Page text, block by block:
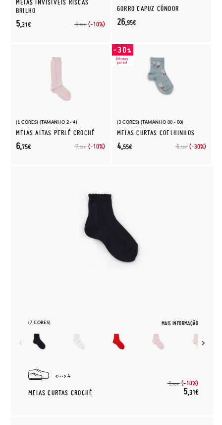
MEIAS INVISÍVEIS RISCAS
BRILHO
5,90€ (-10%)
5,31€
GORRO CAPUZ CÓNDOR
26,95€
(1 CORES) (TAMANHO 2 - 4)
MEIAS ALTAS PERLÉ CROCHÉ
7,50€ (-10%)
6,75€
(3 CORES) (TAMANHO 00 - 00)
MEIAS CURTAS COELHINHOS
6,50€ (-30%)
4,55€
(7 CORES) MAIS INFORMAÇÃO
4
MEIAS CURTAS CROCHÉ
5,90€ (-10%)
5,31€